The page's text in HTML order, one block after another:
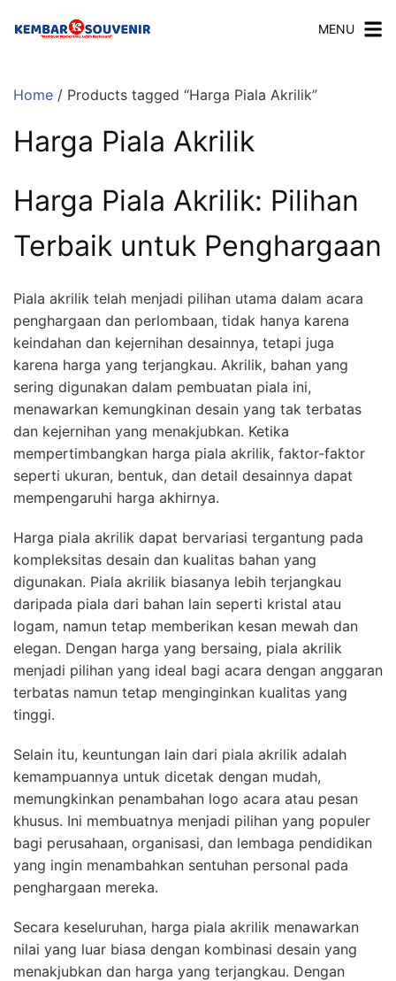
MENU
Home / Products tagged “Harga Piala Akrilik”
Harga Piala Akrilik
Harga Piala Akrilik: Pilihan
Terbaik untuk Penghargaan
Piala akrilik telah menjadi pilihan utama dalam acara
penghargaan dan perlombaan, tidak hanya karena
keindahan dan kejernihan desainnya, tetapi juga
karena harga yang terjangkau. Akrilik, bahan yang
sering digunakan dalam pembuatan piala ini,
menawarkan kemungkinan desain yang tak terbatas
dan kejernihan yang menakjubkan. Ketika
mempertimbangkan harga piala akrilik, faktor-faktor
seperti ukuran, bentuk, dan detail desainnya dapat
mempengaruhi harga akhirnya.
Harga piala akrilik dapat bervariasi tergantung pada
kompleksitas desain dan kualitas bahan yang
digunakan. Piala akrilik biasanya lebih terjangkau
daripada piala dari bahan lain seperti kristal atau
logam, namun tetap memberikan kesan mewah dan
elegan. Dengan harga yang bersaing, piala akrilik
menjadi pilihan yang ideal bagi acara dengan anggaran
terbatas namun tetap menginginkan kualitas yang
tinggi.
Selain itu, keuntungan lain dari piala akrilik adalah
kemampuannya untuk dicetak dengan mudah,
memungkinkan penambahan logo acara atau pesan
khusus. Ini membuatnya menjadi pilihan yang populer
bagi perusahaan, organisasi, dan lembaga pendidikan
yang ingin menambahkan sentuhan personal pada
penghargaan mereka.
Secara keseluruhan, harga piala akrilik menawarkan
nilai yang luar biasa dengan kombinasi desain yang
menakjubkan dan harga yang terjangkau. Dengan